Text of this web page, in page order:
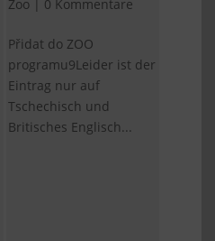
Zoo | 0 Kommentare
Přidat do ZOO
programu9Leider ist der
Eintrag nur auf
Tschechisch und
Britisches Englisch...